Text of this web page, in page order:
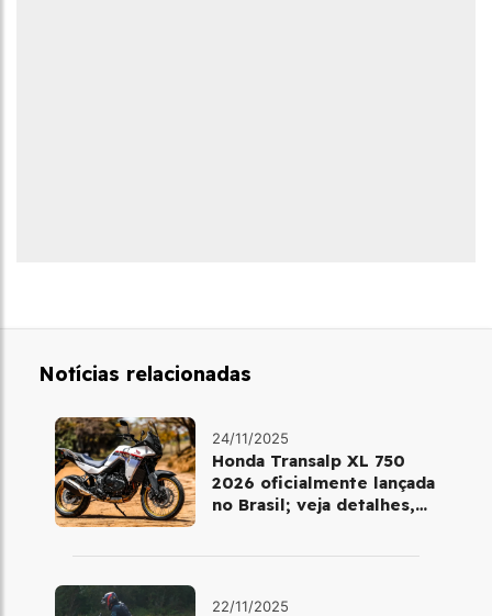
Notícias relacionadas
24/11/2025
Honda Transalp XL 750
2026 oficialmente lançada
no Brasil; veja detalhes,
22/11/2025